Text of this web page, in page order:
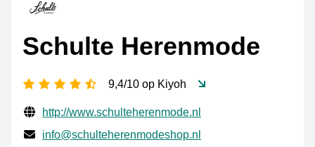
Schulte Herenmode
[_General:NumberOfStarsPluralFormat]
9,4/10 op Kiyoh
Informazioni di contatto verificate
Website URL
http://www.schulteherenmode.nl
Mail
info@schulteherenmodeshop.nl